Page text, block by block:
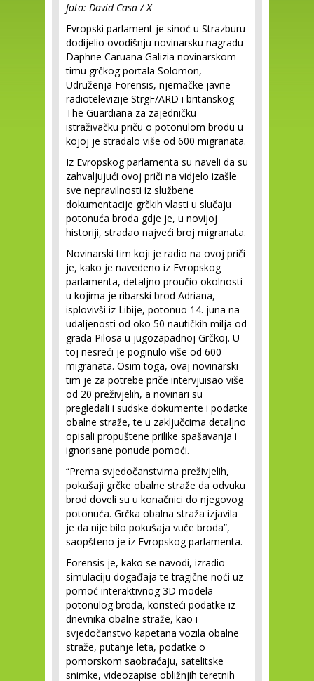
foto: David Casa / X
Evropski parlament je sinoć u Strazburu
dodijelio ovodišnju novinarsku nagradu
Daphne Caruana Galizia novinarskom
timu grčkog portala Solomon,
Udruženja Forensis, njemačke javne
radiotelevizije StrgF/ARD i britanskog
The Guardiana za zajedničku
istraživačku priču o potonulom brodu u
kojoj je stradalo više od 600 migranata.
Iz Evropskog parlamenta su naveli da su
zahvaljujući ovoj priči na vidjelo izašle
sve nepravilnosti iz službene
dokumentacije grčkih vlasti u slučaju
potonuća broda gdje je, u novijoj
historiji, stradao najveći broj migranata.
Novinarski tim koji je radio na ovoj priči
je, kako je navedeno iz Evropskog
parlamenta, detaljno proučio okolnosti
u kojima je ribarski brod Adriana,
isplovivši iz Libije, potonuo 14. juna na
udaljenosti od oko 50 nautičkih milja od
grada Pilosa u jugozapadnoj Grčkoj. U
toj nesreći je poginulo više od 600
migranata. Osim toga, ovaj novinarski
tim je za potrebe priče intervjuisao više
od 20 preživjelih, a novinari su
pregledali i sudske dokumente i podatke
obalne straže, te u zaključcima detaljno
opisali propuštene prilike spašavanja i
ignorisane ponude pomoći.
“Prema svjedočanstvima preživjelih,
pokušaji grčke obalne straže da odvuku
brod doveli su u konačnici do njegovog
potonuća. Grčka obalna straža izjavila
je da nije bilo pokušaja vuče broda”,
saopšteno je iz Evropskog parlamenta.
Forensis je, kako se navodi, izradio
simulaciju događaja te tragične noći uz
pomoć interaktivnog 3D modela
potonulog broda, koristeći podatke iz
dnevnika obalne straže, kao i
svjedočanstvo kapetana vozila obalne
straže, putanje leta, podatke o
pomorskom saobraćaju, satelitske
snimke, videozapise obližnjih teretnih